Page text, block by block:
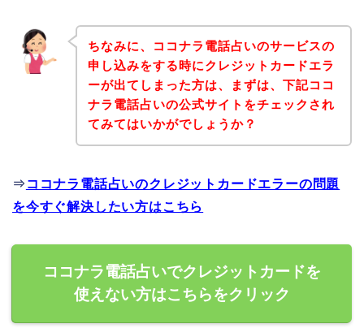
ちなみに、ココナラ電話占いのサービスの
申し込みをする時にクレジットカードエラ
ーが出てしまった方は、まずは、下記ココ
ナラ電話占いの公式サイトをチェックされ
てみてはいかがでしょうか？
⇒ ココナラ電話占いのクレジットカードエラーの問題
を今すぐ解決したい方はこちら
ココナラ電話占いでクレジットカードを
使えない方はこちらをクリック